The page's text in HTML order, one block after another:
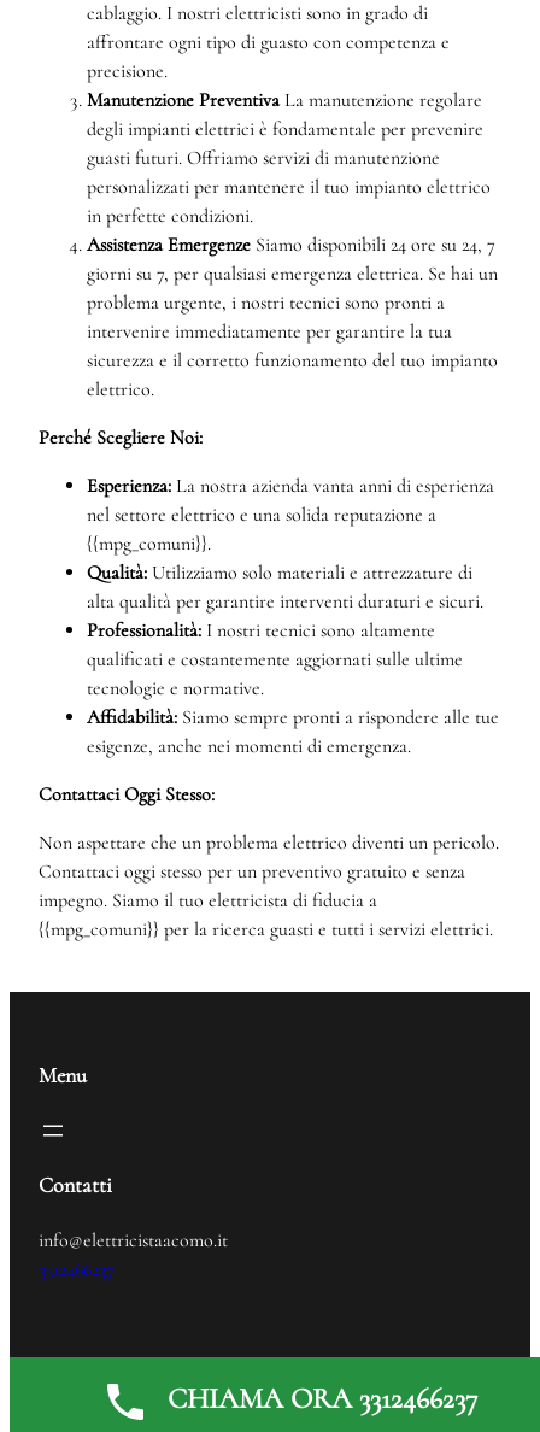
cablaggio. I nostri elettricisti sono in grado di
affrontare ogni tipo di guasto con competenza e
precisione.
Manutenzione PreventivaLa manutenzione regolare
degli impianti elettrici è fondamentale per prevenire
guasti futuri. Offriamo servizi di manutenzione
personalizzati per mantenere il tuo impianto elettrico
in perfette condizioni.
Assistenza Emergenze Siamo disponibili 24 ore su 24, 7
giorni su 7, per qualsiasi emergenza elettrica. Se hai un
problema urgente, i nostri tecnici sono pronti a
intervenire immediatamente per garantire la tua
sicurezza e il corretto funzionamento del tuo impianto
elettrico.
Perché Scegliere Noi:
Esperienza: La nostra azienda vanta anni di esperienza
nel settore elettrico e una solida reputazione a
{{mpg_comuni}}.
Qualità: Utilizziamo solo materiali e attrezzature di
alta qualità per garantire interventi duraturi e sicuri.
Professionalità: I nostri tecnici sono altamente
qualificati e costantemente aggiornati sulle ultime
tecnologie e normative.
Affidabilità: Siamo sempre pronti a rispondere alle tue
esigenze, anche nei momenti di emergenza.
Contattaci Oggi Stesso:
Non aspettare che un problema elettrico diventi un pericolo.
Contattaci oggi stesso per un preventivo gratuito e senza
impegno. Siamo il tuo elettricista di fiducia a
{{mpg_comuni}} per la ricerca guasti e tutti i servizi elettrici.
Menu
Contatti
info@elettricistaacomo.it
3312466237
CHIAMA ORA 3312466237
Generated by